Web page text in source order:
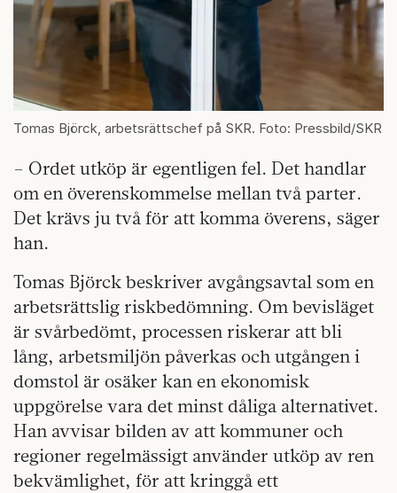
Tomas Björck, arbetsrättschef på SKR. Foto: Pressbild/SKR
– Ordet utköp är egentligen fel. Det handlar
om en överenskommelse mellan två parter.
Det krävs ju två för att komma överens, säger
han.
Tomas Björck beskriver avgångsavtal som en
arbetsrättslig riskbedömning. Om bevisläget
är svårbedömt, processen riskerar att bli
lång, arbetsmiljön påverkas och utgången i
domstol är osäker kan en ekonomisk
uppgörelse vara det minst dåliga alternativet.
Han avvisar bilden av att kommuner och
regioner regelmässigt använder utköp av ren
bekvämlighet, för att kringgå ett